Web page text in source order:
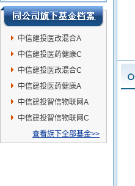
中信建投医改混合A
中信建投医药健康C
中信建投医改混合C
中信建投医药健康A
中信建投智信物联网A
中信建投智信物联网C
查看旗下全部基金>>